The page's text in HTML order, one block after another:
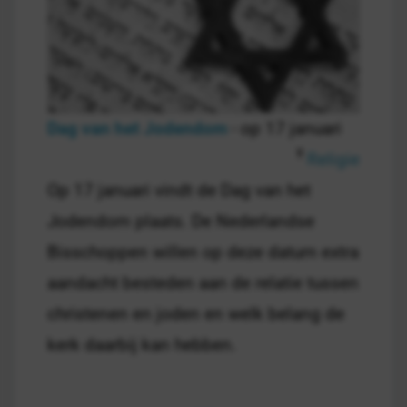
Dag van het Jodendom
- op 17 januari
Op 17 januari vindt de Dag van het
Jodendom plaats. De Nederlandse
Bisschoppen willen op deze datum extra
aandacht besteden aan de relatie tussen
christenen en joden en welk belang de
kerk daarbij kan hebben.